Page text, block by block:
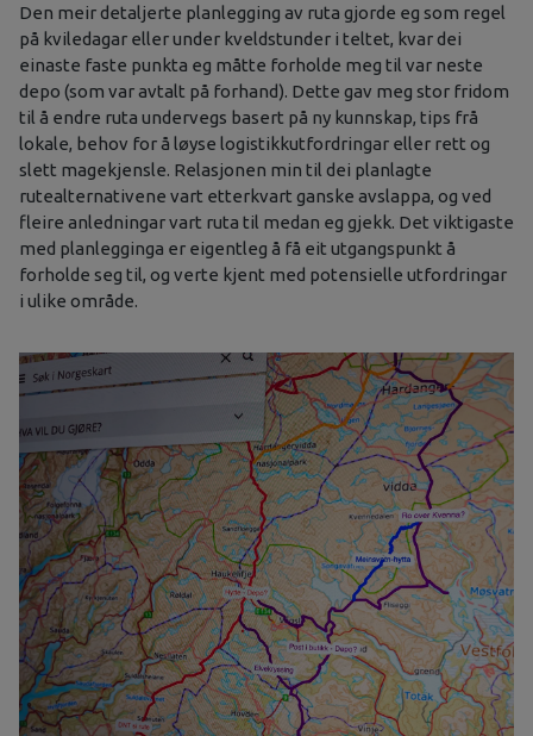
Den meir detaljerte planlegging av ruta gjorde eg som regel
på kviledagar eller under kveldstunder i teltet, kvar dei
einaste faste punkta eg måtte forholde meg til var neste
depo (som var avtalt på forhand). Dette gav meg stor fridom
til å endre ruta undervegs basert på ny kunnskap, tips frå
lokale, behov for å løyse logistikkutfordringar eller rett og
slett magekjensle. Relasjonen min til dei planlagte
rutealternativene vart etterkvart ganske avslappa, og ved
fleire anledningar vart ruta til medan eg gjekk. Det viktigaste
med planlegginga er eigentleg å få eit utgangspunkt å
forholde seg til, og verte kjent med potensielle utfordringar
i ulike område.